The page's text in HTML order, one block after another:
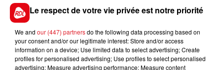
Date 26 janvier 2020 à 14h00
Le respect de votre vie privée est notre priorité
We and our (447) partnersdo the following data processing based on
your consent and/or our legitimate interest: Store and/or access
information on a device; Use limited data to select advertising; Create
profiles for personalised advertising; Use profiles to select personalised
advertising; Measure advertising performance; Measure content